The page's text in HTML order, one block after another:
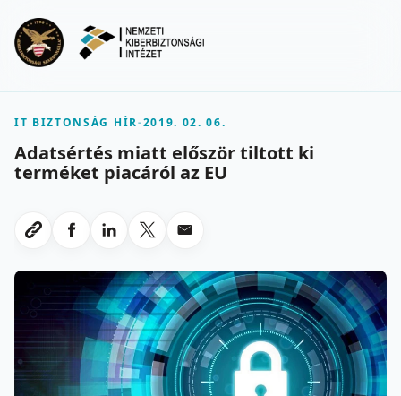
IT BIZTONSÁG HÍR-2019. 02. 06.
Adatsértés miatt először tiltott ki
terméket piacáról az EU
Link masolasa
Megosztas Facebookon
Megosztas LinkedInen
Megosztas X-en
Megosztas emailben